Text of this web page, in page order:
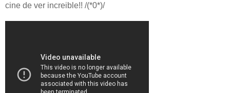
cine de ver increible!! /(*0*)/